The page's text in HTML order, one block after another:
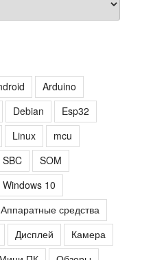
Arduino
Debian
Esp32
Linux
mcu
SBC
SOM
Windows 10
Аппаратные средства
Дисплей
Камера